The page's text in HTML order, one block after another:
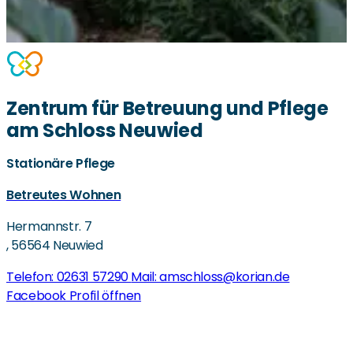
Zentrum für Betreuung und Pflege
am Schloss Neuwied
Stationäre Pflege
Betreutes Wohnen
Hermannstr. 7
,56564 Neuwied
Telefon: 02631 57290Mail: amschloss@korian.de
Facebook Profil öffnen